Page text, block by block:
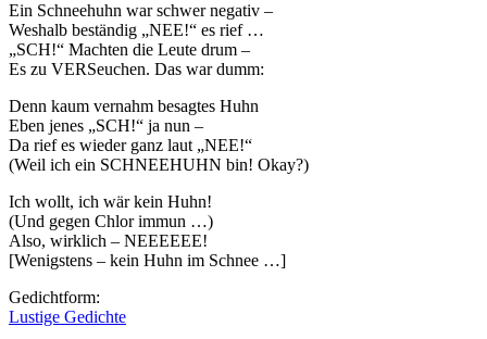
Ein Schneehuhn war schwer negativ –
Weshalb beständig „NEE!“ es rief …
„SCH!“ Machten die Leute drum –
Es zu VERSeuchen. Das war dumm:
Denn kaum vernahm besagtes Huhn
Eben jenes „SCH!“ ja nun –
Da rief es wieder ganz laut „NEE!“
(Weil ich ein SCHNEEHUHN bin! Okay?)
Ich wollt, ich wär kein Huhn!
(Und gegen Chlor immun …)
Also, wirklich – NEEEEEE!
[Wenigstens – kein Huhn im Schnee …]
Gedichtform:
Lustige Gedichte